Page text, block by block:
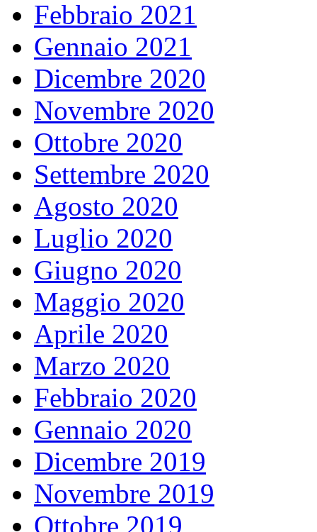
Febbraio 2021
Gennaio 2021
Dicembre 2020
Novembre 2020
Ottobre 2020
Settembre 2020
Agosto 2020
Luglio 2020
Giugno 2020
Maggio 2020
Aprile 2020
Marzo 2020
Febbraio 2020
Gennaio 2020
Dicembre 2019
Novembre 2019
Ottobre 2019